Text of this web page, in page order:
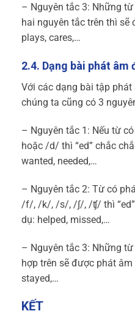
– Nguyên tắc 3: Những
hai nguyên tắc trên thì
plays, cares,…
2.4. Dạng bài phát âm
Với các dạng bài tập phát
chúng ta cũng có 3
– Nguyên tắc 1: Nếu từ
hoặc /d/ thì “ed” chắc
wanted, needed,…
– Nguyên tắc 2: Từ có
/f/, /k/, /s/, /∫/, /ʧ/ thì
dụ: helped, missed,…
– Nguyên tắc 3: Những
hợp trên sẽ được phát
stayed,…
KẾT